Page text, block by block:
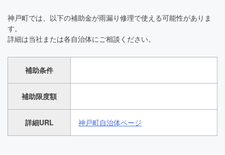
神戸町では、以下の補助金が雨漏り修理で使える可能性がありま
す。
詳細は当社または各自治体にご相談ください。
補助条件
補助限度額
詳細URL 神戸町自治体ページ